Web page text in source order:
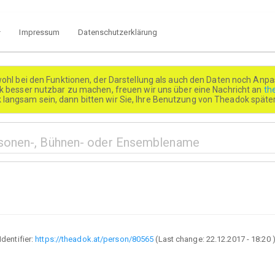
Impressum Datenschutzerklärung
bei den Funktionen, der Darstellung als auch den Daten noch
besser nutzbar zu machen, freuen wir uns über eine Nachricht an
sein, dann bitten wir Sie, Ihre Benutzung von Theadok
Identifier:https://theadok.at/person/80565 (Last change: 22.12.2017 - 18:20)